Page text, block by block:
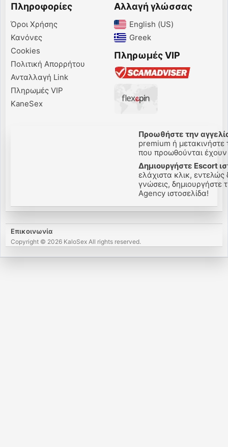
Πληροφορίες
Όροι Χρήσης
Κανόνες
Cookies
Πολιτική Απορρήτου
Ανταλλαγή Link
Πληρωμές VIP
KaneSex
Αλλαγή γλώσσας
English (US)‎
Greek‎
Πληρωμές VIP
Προωθήστε την
premium ή μετακινήστε
που προωθούνται έχουν
Δημιουργήστε Escort
ελάχιστα κλικ,
γνώσεις, δημιουργήστε
Agency ιστοσελίδα!
Επικοινωνία
Copyright © 2026 KaloSex All rights reserved.